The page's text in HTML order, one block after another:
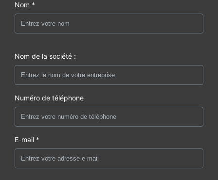
Nom *
Nom de la société :
Numéro de téléphone
E-mail *